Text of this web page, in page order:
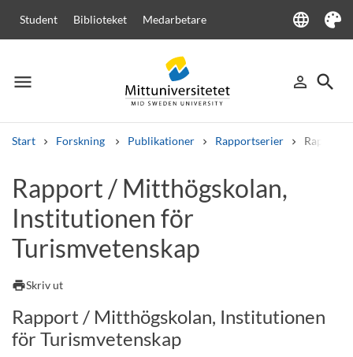
Student Biblioteket Medarbetare language
Language
Tema
menu
Meny person_outline
Logga in
search
Sök
Start Forskning Publikationer Rapportserier Rapport
Andra söktjänster
Kurser och programKursplaner
Lediga jobb
Rapport / Mitthögskolan,
Institutionen för
Turismvetenskap
printSkriv ut
Rapport / Mitthögskolan, Institutionen
för Turismvetenskap